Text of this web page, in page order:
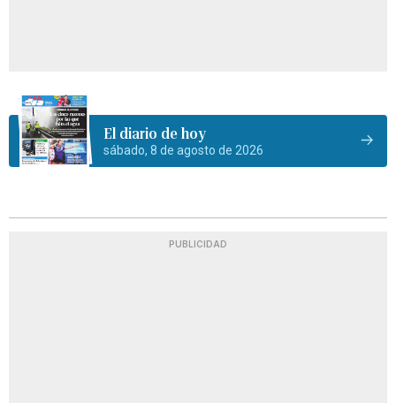
El diario de hoy
sábado, 8 de agosto de 2026
PUBLICIDAD